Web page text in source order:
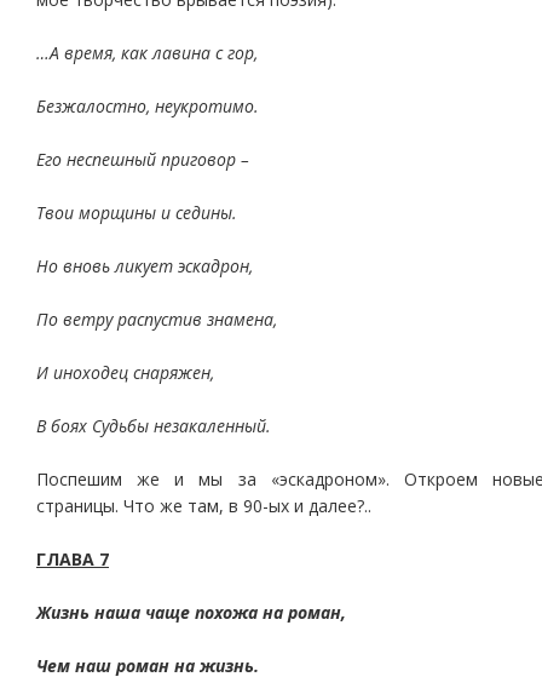
…А время, как лавина с гор,
Безжалостно, неукротимо.
Его неспешный приговор –
Твои морщины и седины.
Но вновь ликует эскадрон,
По ветру распустив знамена,
И иноходец снаряжен,
В боях Судьбы незакаленный.
Поспешим же и мы за «эскадроном». Откроем
страницы. Что же там, в 90-ых и далее?..
ГЛАВА 7
Жизнь наша чаще похожа на роман,
Чем наш роман на жизнь.